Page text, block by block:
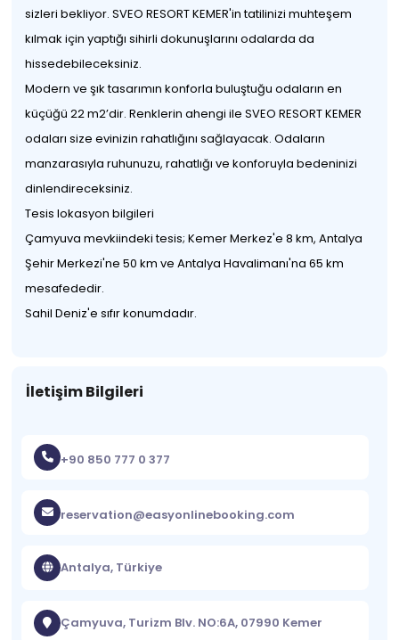
sizleri bekliyor. SVEO RESORT KEMER'in tatilinizi muhteşem
kılmak için yaptığı sihirli dokunuşlarını odalarda da
hissedebileceksiniz.
Modern ve şık tasarımın konforla buluştuğu odaların en
küçüğü 22 m2’dir. Renklerin ahengi ile SVEO RESORT KEMER
odaları size evinizin rahatlığını sağlayacak. Odaların
manzarasıyla ruhunuzu, rahatlığı ve konforuyla bedeninizi
dinlendireceksiniz.
Tesis lokasyon bilgileri
Çamyuva mevkiindeki tesis; Kemer Merkez'e 8 km, Antalya
Şehir Merkezi'ne 50 km ve Antalya Havalimanı'na 65 km
mesafededir.
Sahil Deniz'e sıfır konumdadır.
İletişim Bilgileri
+90 850 777 0 377
reservation@easyonlinebooking.com
Antalya, Türkiye
Çamyuva, Turizm Blv. NO:6A, 07990 Kemer